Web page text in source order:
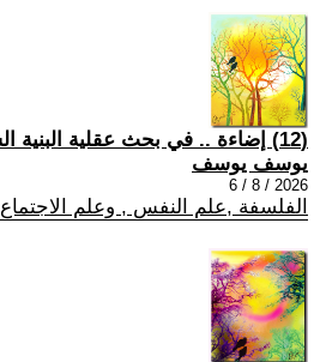
(12) إضاءة .. في بحث عقلية البنية الشخصية للفرد
يوسف يوسف
2026 / 8 / 6
الفلسفة ,علم النفس , وعلم الاجتماع